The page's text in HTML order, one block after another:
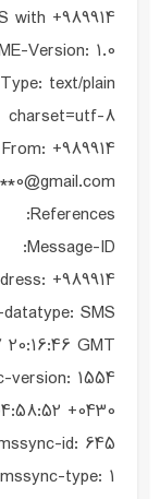
with +989914
Version: 1.0
text/plain;
charset=utf-8
From: +989914
References:
Message-ID:
+989914
SMS
GMT
version: 1554
+0430
id: 645
type: 1